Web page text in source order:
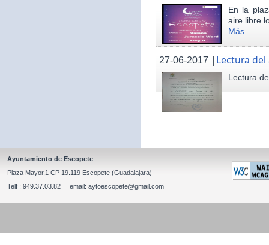
En la
aire libre
Más
27-06-2017 | Lectura del
Lectura
Ayuntamiento de Escopete
Plaza Mayor,1 CP 19.119 Escopete (Guadalajara)
Telf : 949.37.03.82 email: aytoescopete@gmail.com